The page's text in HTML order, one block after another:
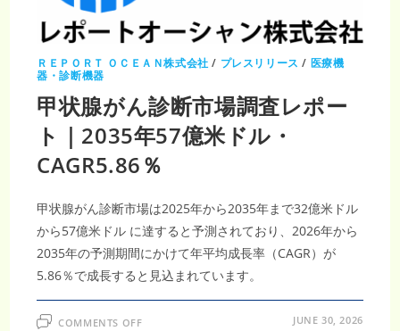
査
レ
ポ
ー
ト
2035
年
28
億
200
米
ド
ＲＥＰＯＲＴ ＯＣＥＡＮ株式会社 / プレスリリース / 医療機
器・診断機器
甲状腺がん診断市場調査レポー
ト｜2035年57億米ドル・
CAGR5.86％
甲状腺がん診断市場は2025年から2035年まで32億米ドル
から57億米ドル に達すると予測されており、2026年から
2035年の予測期間にかけて年平均成長率（CAGR）が
5.86％で成長すると見込まれています。
COMMENTS OFFON JUNE 30, 2026